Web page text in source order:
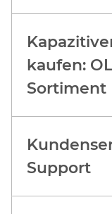
kaufen:
Sortiment
Support